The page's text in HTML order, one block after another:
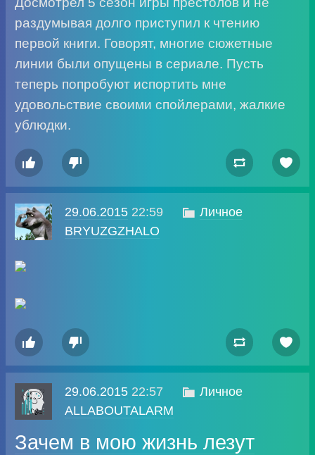
раздумывая долго приступил к чтению
первой книги. Говорят, многие сюжетные
линии были опущены в сериале. Пусть
теперь попробуют испортить мне
удовольствие своими спойлерами, жалкие
ублюдки.
   
29.06.201522:59  Личное
BRYUZGZHALO
   
29.06.201522:57  Личное
ALLABOUTALARM
Зачем в мою жизнь лезут